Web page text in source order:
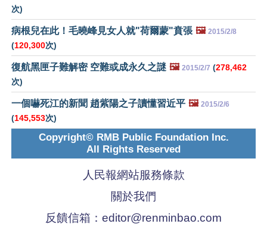
次)
病根兒在此！毛曉峰見女人就"荷爾蒙"賁張 🖼️ 2015/2/8
(120,300次)
復航黑匣子難解密 空難或成永久之謎 🖼️ 2015/2/7 (278,462
次)
一個嚇死江的新聞 趙紫陽之子讀懂習近平 🖼️ 2015/2/6
(145,553次)
Copyright© RMB Public Foundation Inc.
All Rights Reserved
人民報網站服務條款
關於我們
反饋信箱： editor@renminbao.com